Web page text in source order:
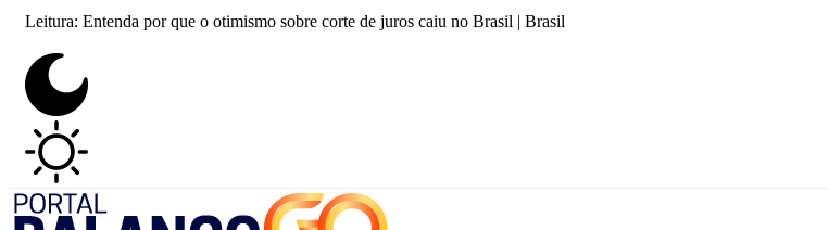
Leitura: Entenda por que o otimismo sobre corte de juros caiu no Brasil | Brasil